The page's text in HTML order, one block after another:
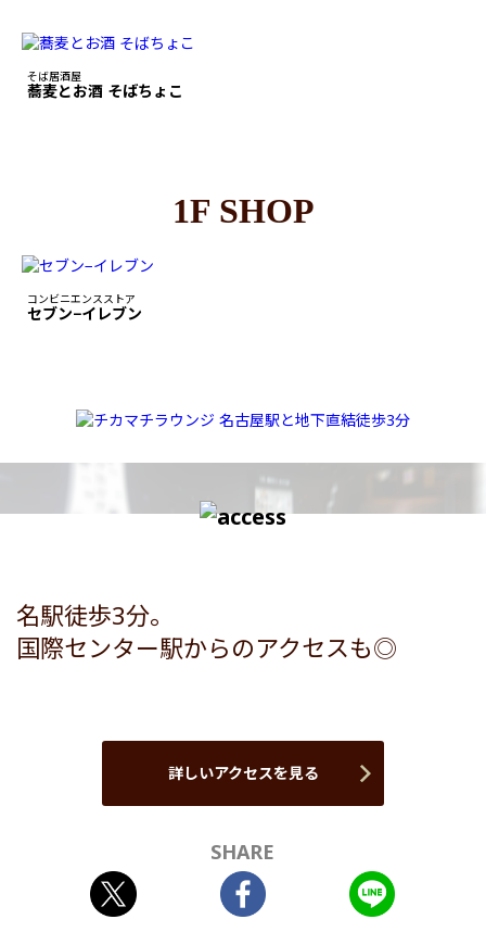
そば居酒屋
蕎麦とお酒 そばちょこ
1F SHOP
コンビニエンスストア
セブン−イレブン
名駅徒歩3分。
国際センター駅からのアクセスも◎
詳しいアクセスを見る
SHARE